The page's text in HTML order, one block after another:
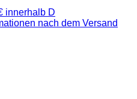
innerhalb D
nach dem Versand